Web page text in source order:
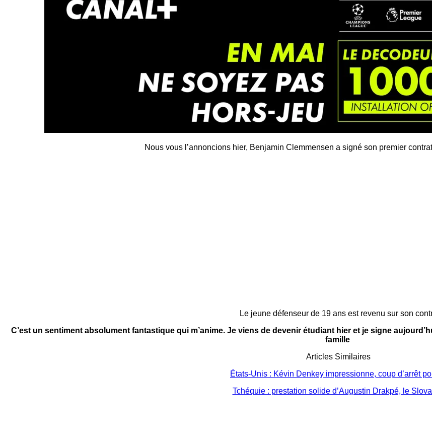
Nous vous l’annoncions hier, Benjamin Clemmensen a signé son premier
Le jeune défenseur de 19 ans est revenu sur son
C’est un sentiment absolument fantastique qui m’anime. Je viens de devenir étudiant hier et je signe
famille
Articles Similaires
États-Unis : Kévin Denkey impressionne, coup d’arrêt
Tchéquie : prestation solide d’Augustin Drakpé, le